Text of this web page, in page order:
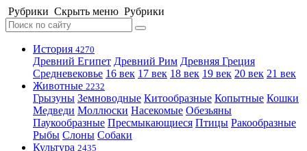
Рубрики Скрыть меню Рубрики
История 4270
Древний Египет Древний Рим Древняя Греция
Средневековье 16 век 17 век 18 век 19 век 20 век 21 век
Животные 2232
Грызуны Земноводные Китообразные Копытные Кошки
Медведи Моллюски Насекомые Обезьяны
Паукообразные Пресмыкающиеся Птицы Ракообразные
Рыбы Слоны Собаки
Культура 2435